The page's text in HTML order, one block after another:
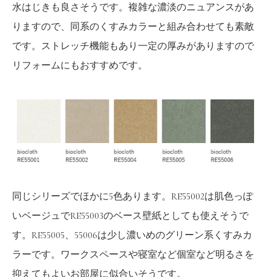
水はじきも良さそうです。複雑な濃淡のニュアンスがあ
りますので、同系のくすみカラーと組み合わせても素敵
です。ストレッチ機能もあり一定の厚みがありますので
リフォームにもおすすめです。
同じシリーズでほかに5色あります。RE55002は肌色っぽ
いベージュでRE55003のベース壁紙としても使えそうで
す。RE55005、55006は少し濃いめのグリーン系くすみカ
ラーです。ワークスペースや寝室など個室など明るさを
抑えてもよいお部屋に似合いそうです。